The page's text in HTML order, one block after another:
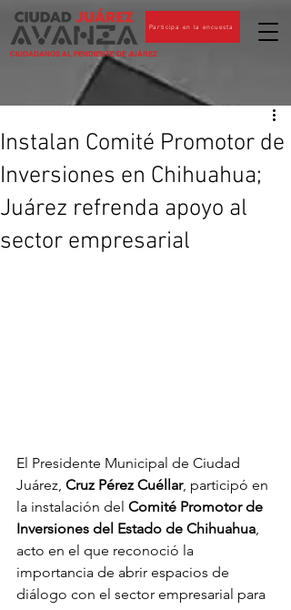
CIUDADANOS AL PENDIENTE DE JUÁREZ
Participa en la encuesta
Instalan Comité Promotor de
Inversiones en Chihuahua;
Juárez refrenda apoyo al
sector empresarial
El Presidente Municipal de Ciudad
Juárez, Cruz Pérez Cuéllar, participó en
la instalación del Comité Promotor de
Inversiones del Estado de Chihuahua,
acto en el que reconoció la
importancia de abrir espacios de
diálogo con el sector empresarial para